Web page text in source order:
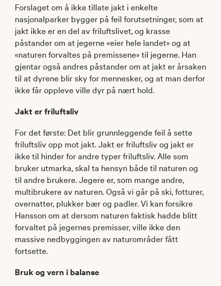
Forslaget om å ikke tillate jakt i enkelte
nasjonalparker bygger på feil forutsetninger, som at
jakt ikke er en del av friluftslivet, og krasse
påstander om at jegerne «eier hele landet» og at
«naturen forvaltes på premissene» til jegerne. Han
gjentar også andres påstander om at jakt er årsaken
til at dyrene blir sky for mennesker, og at man derfor
ikke får oppleve ville dyr på nært hold.
Jakt er friluftsliv
For det første: Det blir grunnleggende feil å sette
friluftsliv opp mot jakt. Jakt er friluftsliv og jakt er
ikke til hinder for andre typer friluftsliv. Alle som
bruker utmarka, skal ta hensyn både til naturen og
til andre brukere. Jegere er, som mange andre,
multibrukere av naturen. Også vi går på ski, fotturer,
overnatter, plukker bær og padler. Vi kan forsikre
Hansson om at dersom naturen faktisk hadde blitt
forvaltet på jegernes premisser, ville ikke den
massive nedbyggingen av naturområder fått
fortsette.
Bruk og vern i balanse